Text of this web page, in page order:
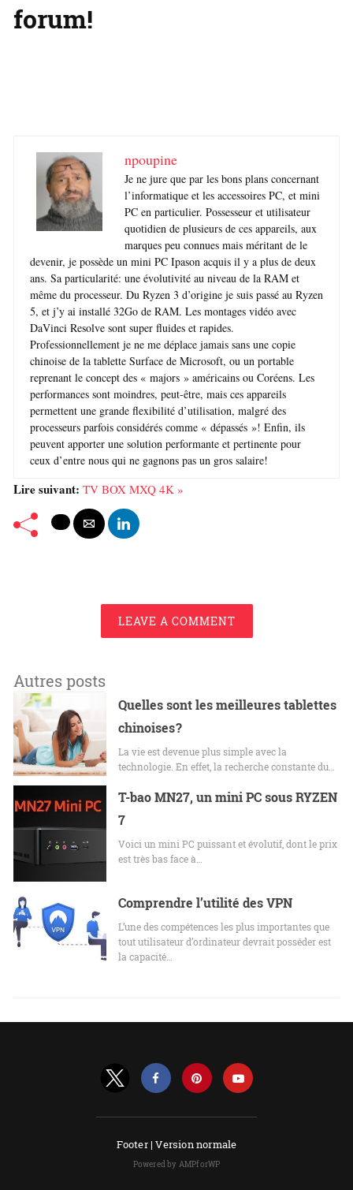
forum!
npoupine
Je ne jure que par les bons plans concernant
l’informatique et les accessoires PC, et mini
PC en particulier. Possesseur et utilisateur
quotidien de plusieurs de ces appareils, aux
marques peu connues mais méritant de le
devenir, je possède un mini PC Ipason acquis il y a plus de deux
ans. Sa particularité: une évolutivité au niveau de la RAM et
même du processeur. Du Ryzen 3 d’origine je suis passé au Ryzen
5, et j’y ai installé 32Go de RAM. Les montages vidéo avec
DaVinci Resolve sont super fluides et rapides.
Professionnellement je ne me déplace jamais sans une copie
chinoise de la tablette Surface de Microsoft, ou un portable
reprenant le concept des « majors » américains ou Coréens. Les
performances sont moindres, peut-être, mais ces appareils
permettent une grande flexibilité d’utilisation, malgré des
processeurs parfois considérés comme « dépassés »! Enfin, ils
peuvent apporter une solution performante et pertinente pour
ceux d’entre nous qui ne gagnons pas un gros salaire!
Lire suivant: TV BOX MXQ 4K »
LEAVE A COMMENT
Autres posts
Quelles sont les meilleures tablettes
chinoises ?
La vie est devenue plus simple avec la
technologie. En effet, la recherche constante du…
T-bao MN27, un mini PC sous RYZEN
7
Voici un mini PC puissant et évolutif, dont le prix
est très bas face à…
Comprendre l’utilité des VPN
L’une des compétences les plus importantes que
tout utilisateur d’ordinateur devrait posséder est
la capacité…
Footer |Version normale
Powered by AMPforWP